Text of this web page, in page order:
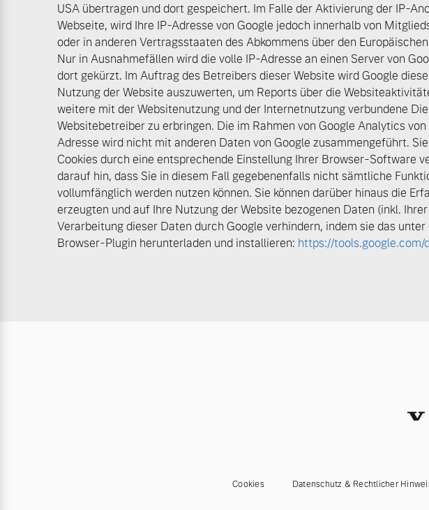
USA übertragen und dort gespeichert. Im Falle der Aktivierung der IP-
Webseite, wird Ihre IP-Adresse von Google jedoch innerhalb von
oder in anderen Vertragsstaaten des Abkommens über den
Nur in Ausnahmefällen wird die volle IP-Adresse an einen Server von
dort gekürzt. Im Auftrag des Betreibers dieser Website wird Google
Nutzung der Website auszuwerten, um Reports über die
weitere mit der Websitenutzung und der Internetnutzung verbundene
Websitebetreiber zu erbringen. Die im Rahmen von Google Analytics
Adresse wird nicht mit anderen Daten von Google zusammengeführt.
Cookies durch eine entsprechende Einstellung Ihrer Browser-Software
darauf hin, dass Sie in diesem Fall gegebenenfalls nicht sämtliche
vollumfänglich werden nutzen können. Sie können darüber hinaus die
erzeugten und auf Ihre Nutzung der Website bezogenen Daten (inkl.
Verarbeitung dieser Daten durch Google verhindern, indem sie das
Browser-Plugin herunterladen und installieren: https://tools.google.com/
Cookies Datenschutz & Rechtlicher